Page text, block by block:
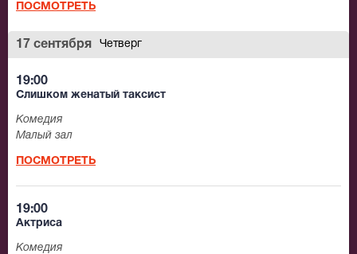
ПОСМОТРЕТЬ
17 сентября Четверг
19:00
Слишком женатый таксист
Комедия
Малый зал
ПОСМОТРЕТЬ
19:00
Актриса
Комедия